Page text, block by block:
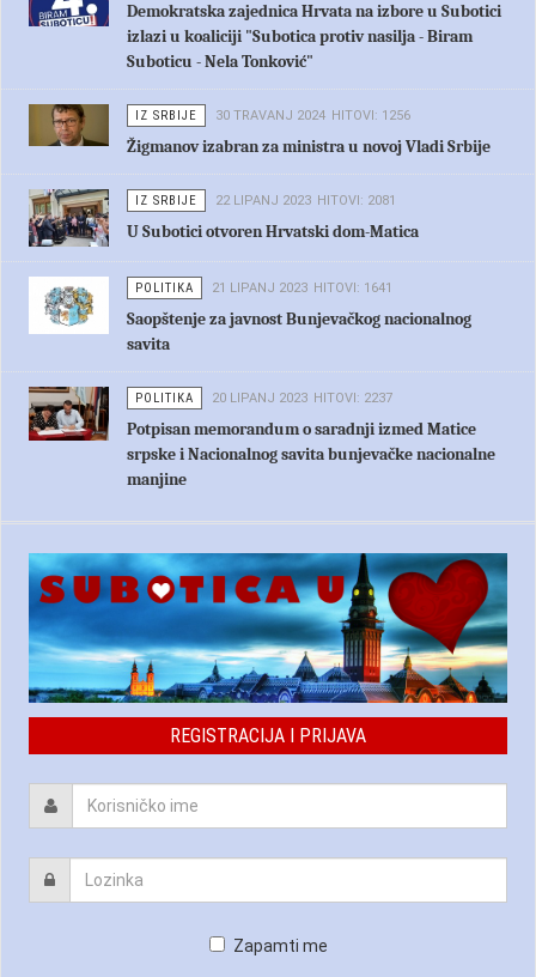
Demokratska zajednica Hrvata na izbore u Subotici
izlazi u koaliciji "Subotica protiv nasilja - Biram
Suboticu - Nela Tonković"
IZ SRBIJE 30 TRAVANJ 2024 HITOVI: 1256
Žigmanov izabran za ministra u novoj Vladi Srbije
IZ SRBIJE 22 LIPANJ 2023 HITOVI: 2081
U Subotici otvoren Hrvatski dom-Matica
POLITIKA 21 LIPANJ 2023 HITOVI: 1641
Saopštenje za javnost Bunjevačkog nacionalnog
savita
POLITIKA 20 LIPANJ 2023 HITOVI: 2237
Potpisan memorandum o saradnji izmed Matice
srpske i Nacionalnog savita bunjevačke nacionalne
manjine
REGISTRACIJA I PRIJAVA
Zapamti me